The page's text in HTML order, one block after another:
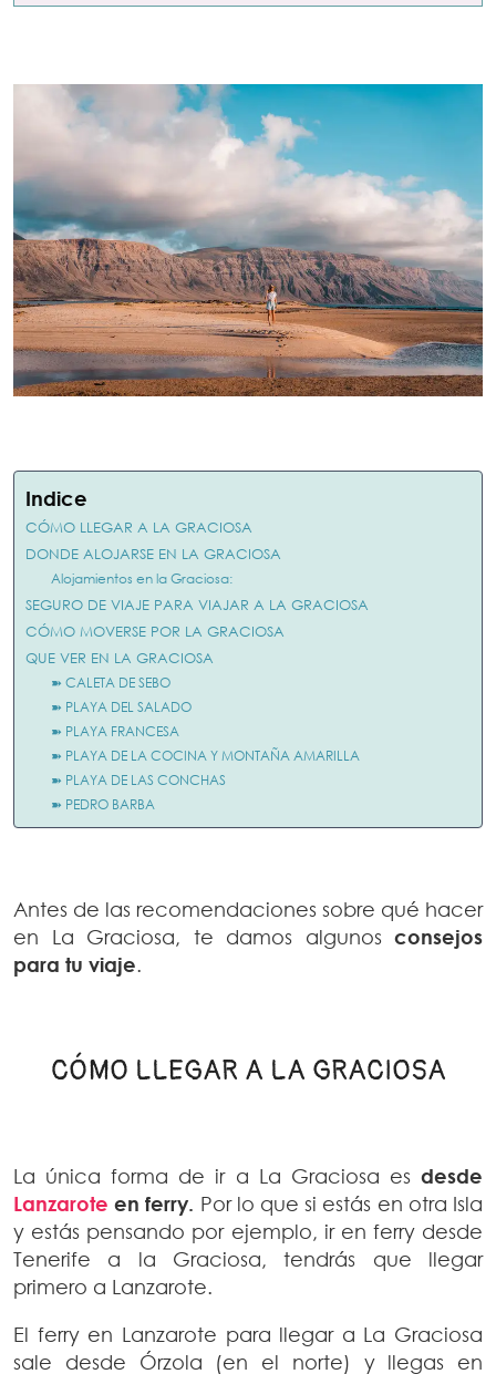
Indice
CÓMO LLEGAR A LA GRACIOSA
DONDE ALOJARSE EN LA GRACIOSA
Alojamientos en la Graciosa:
SEGURO DE VIAJE PARA VIAJAR A LA GRACIOSA
CÓMO MOVERSE POR LA GRACIOSA
QUE VER EN LA GRACIOSA
➽ CALETA DE SEBO
➽ PLAYA DEL SALADO
➽ PLAYA FRANCESA
➽ PLAYA DE LA COCINA Y MONTAÑA AMARILLA
➽ PLAYA DE LAS CONCHAS
➽ PEDRO BARBA
Antes de las recomendaciones sobre qué hacer
en La Graciosa, te damos algunos consejos
para tu viaje.
CÓMO LLEGAR A LA GRACIOSA
La única forma de ir a La Graciosa es desde
Lanzarote en ferry. Por lo que si estás en otra Isla
y estás pensando por ejemplo, ir en ferry desde
Tenerife a la Graciosa, tendrás que llegar
primero a Lanzarote.
El ferry en Lanzarote para llegar a La Graciosa
sale desde Órzola (en el norte) y llegas en